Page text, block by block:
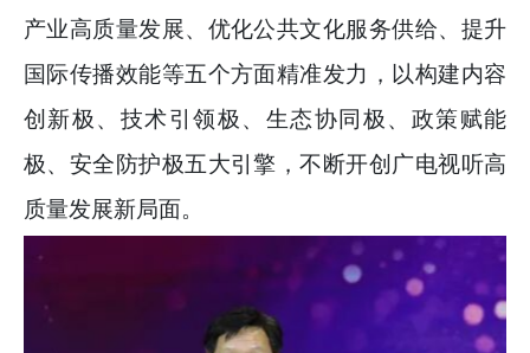
产业高质量发展、优化公共文化服务供给、提升
国际传播效能等五个方面精准发力，以构建内容
创新极、技术引领极、生态协同极、政策赋能
极、安全防护极五大引擎，不断开创广电视听高
质量发展新局面。